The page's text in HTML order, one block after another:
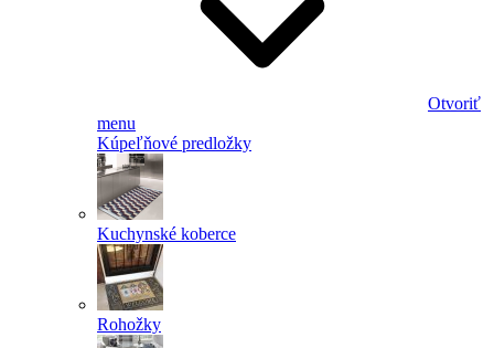
Otvoriť
menu
Kúpeľňové predložky
Kuchynské koberce
Rohožky